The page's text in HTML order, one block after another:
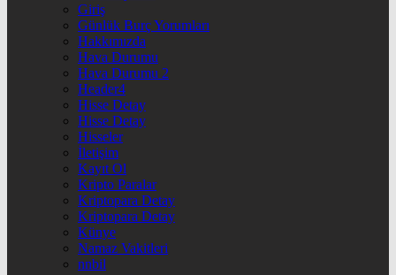
Giriş
Günlük Burç Yorumları
Hakkımızda
Hava Durumu
Hava Durumu 2
Header4
Hisse Detay
Hisse Detay
Hisseler
İletişim
Kayıt Ol
Kripto Paralar
Kriptopara Detay
Kriptopara Detay
Künye
Namaz Vakitleri
nnbil